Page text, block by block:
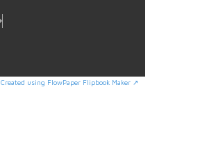
Created using FlowPaper Flipbook Maker ↗